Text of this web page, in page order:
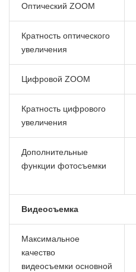
Оптический ZOOM
Кратность оптического
увеличения
Цифровой ZOOM
Кратность цифрового
увеличения
Дополнительные
функции фотосъемки
Видеосъемка
Максимальное
качество
видеосъемки основной